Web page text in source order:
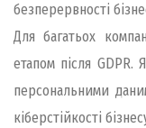
безперервності
Для багатьох
етапом після
персональними
кіберстійкості